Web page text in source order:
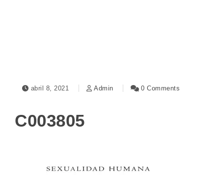
abril 8, 2021 Admin 0 Comments
C003805